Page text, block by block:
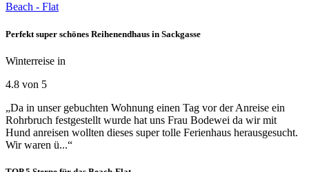
Beach - Flat
Perfekt super schönes Reihenendhaus in Sackgasse
Winterreise in
4.8 von 5
„Da in unser gebuchten Wohnung einen Tag vor der Anreise ein
Rohrbruch festgestellt wurde hat uns Frau Bodewei da wir mit
Hund anreisen wollten dieses super tolle Ferienhaus herausgesucht.
Wir waren ü...“